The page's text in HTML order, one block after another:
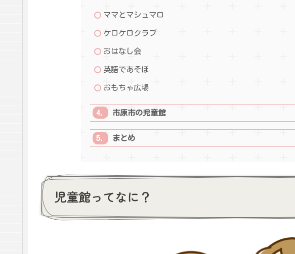
ママとマシュマロ
ケロケロクラブ
おはなし会
英語であそぼ
おもちゃ広場
市原市の児童館
まとめ
児童館ってなに？